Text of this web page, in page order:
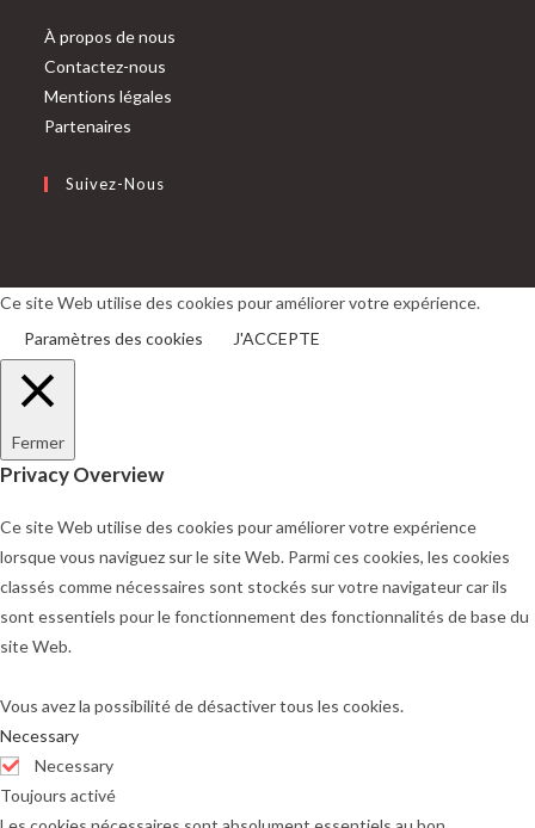
À propos de nous
Contactez-nous
Mentions légales
Partenaires
Suivez-Nous
un
onglet
un
onglet
Ce site Web utilise des cookies pour améliorer votre expérience.
Paramètres des cookies
J'ACCEPTE
Fermer
Privacy Overview
Ce site Web utilise des cookies pour améliorer votre expérience
lorsque vous naviguez sur le site Web. Parmi ces cookies, les cookies
classés comme nécessaires sont stockés sur votre navigateur car ils
sont essentiels pour le fonctionnement des fonctionnalités de base du
site Web.
Vous avez la possibilité de désactiver tous les cookies.
Necessary
Necessary
Toujours activé